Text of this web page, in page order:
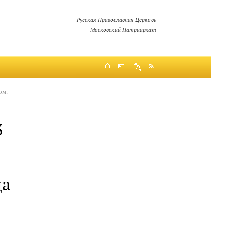
Русская Православная Церковь
Московский Патриархат